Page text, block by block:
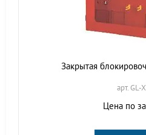
Закрытая
арт. GL-
Цена по